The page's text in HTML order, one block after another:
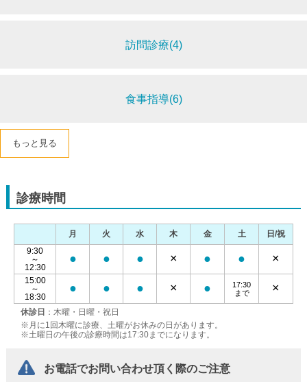
訪問診療(4)
食事指導(6)
もっと見る
診療時間
休診日 ：木曜・日曜・祝日
※月に1回木曜に診療、土曜がお休みの日があります。
※土曜日の午後の診療時間は17:30までになります。
月 火 水 木 金 土
日/祝
9:30
～
12:30
● ● ● × ● ● ×
15:00
～
18:30
● ● ● × ●
17:30
まで
×
お電話でお問い合わせ頂く際のご注意